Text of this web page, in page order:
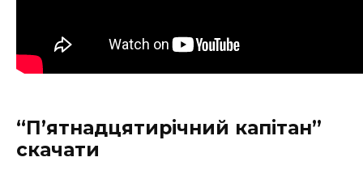
“П’ятнадцятирічний капітан”
скачати